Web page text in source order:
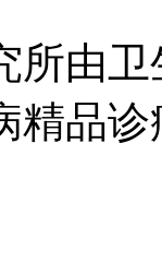
所由
精品